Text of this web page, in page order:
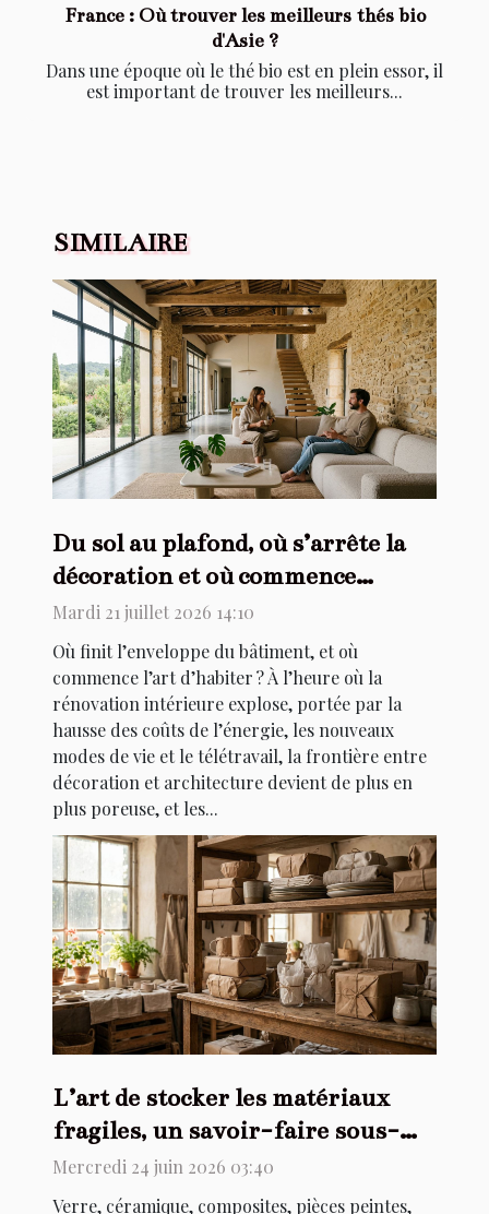
France : Où trouver les meilleurs thés bio
d'Asie ?
Dans une époque où le thé bio est en plein essor, il
est important de trouver les meilleurs...
SIMILAIRE
Du sol au plafond, où s’arrête la
décoration et où commence
l’architecture ?
Mardi 21 juillet 2026 14:10
Où finit l’enveloppe du bâtiment, et où
commence l’art d’habiter ? À l’heure où la
rénovation intérieure explose, portée par la
hausse des coûts de l’énergie, les nouveaux
modes de vie et le télétravail, la frontière entre
décoration et architecture devient de plus en
plus poreuse, et les...
L’art de stocker les matériaux
fragiles, un savoir-faire sous-
estimé
Mercredi 24 juin 2026 03:40
Verre, céramique, composites, pièces peintes,